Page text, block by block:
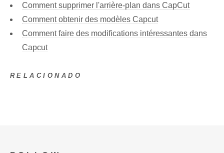
Comment supprimer l'arrière-plan dans CapCut
Comment obtenir des modèles Capcut
Comment faire des modifications intéressantes dans
Capcut
RELACIONADO